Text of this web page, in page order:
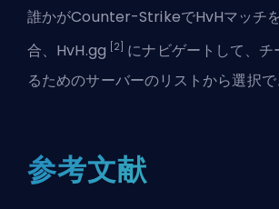
誰かがCounter-StrikeでHvHマッチ
合、HvH.gg
[2]
にナビゲートして、
るためのサーバーのリストから選択で
参考文献